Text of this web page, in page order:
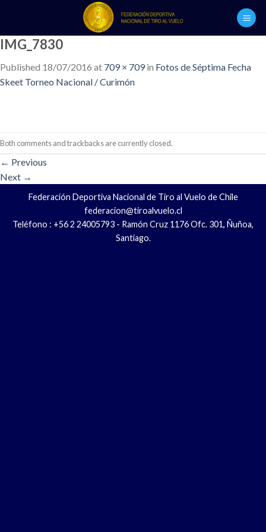
content
IMG_7830
Published 18/07/2016 at 709 × 709in Fotos de Séptima Fecha
Skeet Torneo Nacional / Curimón
Both comments and trackbacks are currently closed.
← Previous
Next →
Federación Deportiva Nacional de Tiro al Vuelo de Chile
federacion@tiroalvuelo.cl
Teléfono : +56 2 24005793 - Ramón Cruz 1176 Ofc. 301, Ñuñoa,
Santiago.